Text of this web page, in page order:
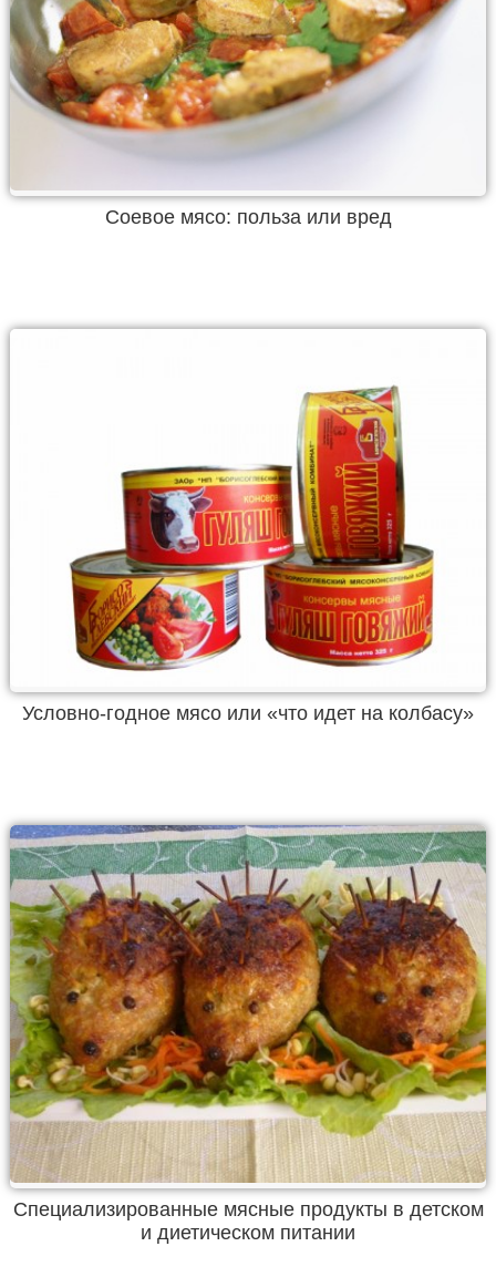
Соевое мясо: польза или вред
Условно-годное мясо или «что идет на колбасу»
Специализированные мясные продукты в детском
и диетическом питании